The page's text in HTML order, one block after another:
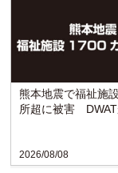
2026/08/08
熊本地震で福祉施
所超に被害 DWAT